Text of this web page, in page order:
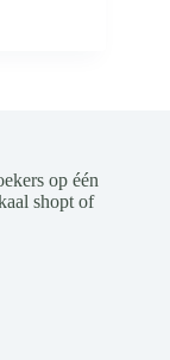
op één
shopt of